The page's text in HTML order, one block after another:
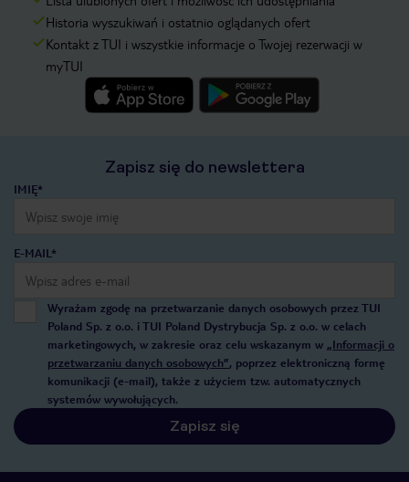
Historia wyszukiwań i ostatnio oglądanych ofert
Kontakt z TUI i wszystkie informacje o Twojej rezerwacji w
myTUI
Zapisz się do newslettera
IMIĘ*
E-MAIL*
Wyrażam zgodę na przetwarzanie danych osobowych przez TUI
Poland Sp. z o.o. i TUI Poland Dystrybucja Sp. z o.o. w celach
marketingowych, w zakresie oraz celu wskazanym w „Informacji o
przetwarzaniu danych osobowych”, poprzez elektroniczną formę
komunikacji (e-mail), także z użyciem tzw. automatycznych
systemów wywołujących.
Zapisz się